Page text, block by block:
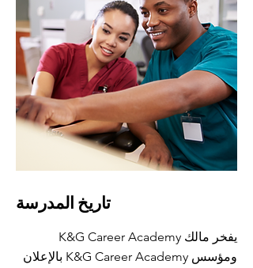
تاريخ المدرسة
يفخر مالك K&G Career Academy
ومؤسس K&G Career Academy بالإعلان